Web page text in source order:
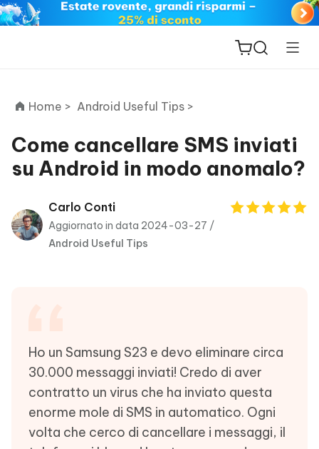
ReiBoot
PDNob
PDF
New
Home > Android Useful Tips >
Come cancellare SMS inviati
su Android in modo anomalo?
Carlo Conti
Aggiornato in data 2024-03-27 /
Android Useful Tips
Ho un Samsung S23 e devo eliminare circa
30.000 messaggi inviati! Credo di aver
contratto un virus che ha inviato questa
enorme mole di SMS in automatico. Ogni
volta che cerco di cancellare i messaggi, il